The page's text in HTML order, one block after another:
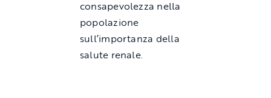
consapevolezza nella
popolazione
sull’importanza della
salute renale.